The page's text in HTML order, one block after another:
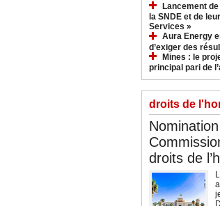
Lancement
la SNDE et de
Services »
Aura Energy
d’exiger des
Mines : le
principal pari de
droits de
droits de